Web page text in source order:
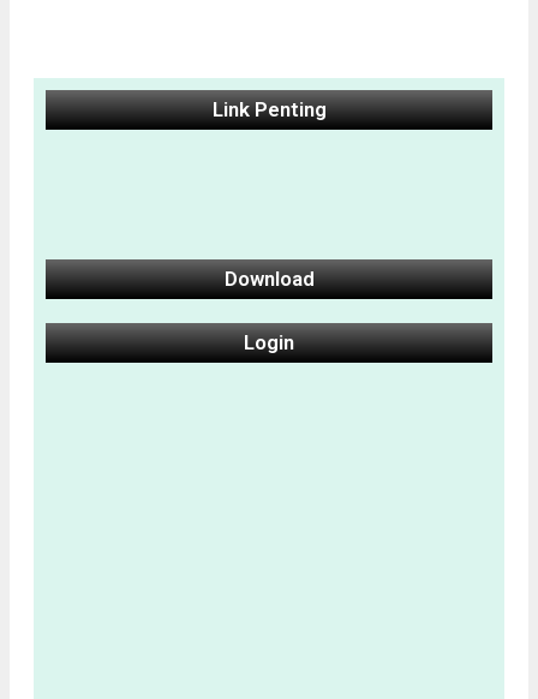
Link Penting
Download
Login